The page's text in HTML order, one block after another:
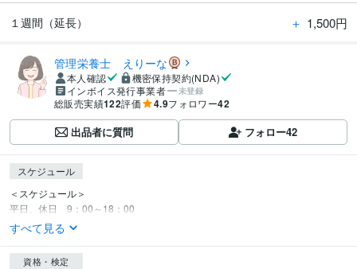
１週間（延長） ＋ 1,500円
管理栄養士 えりーな
本人確認
機密保持契約(NDA)
インボイス発行事業者
未登録
総販売実績122評価 4.9フォロワー42
出品者に質問 フォロー42
スケジュール
＜スケジュール＞
平日、休日　9：00～18：00
すべて見る
資格・検定